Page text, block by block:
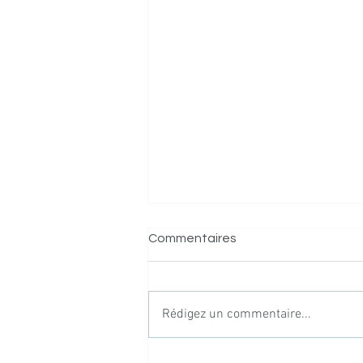
Commentaires
Rédigez un commentaire...